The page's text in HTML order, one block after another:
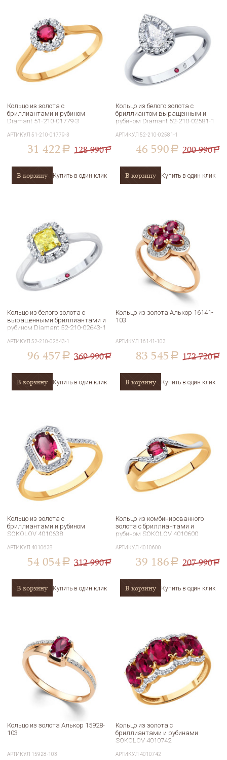
Кольцо из золота с
бриллиантами и рубином
Diamant 51-210-01779-3
АРТИКУЛ51-210-01779-3
31 422 a 128 990a
В корзину Купить в один клик
Кольцо из белого золота с
бриллиантом выращенным и
рубином Diamant 52-210-02581-1
АРТИКУЛ52-210-02581-1
46 590 a 200 990a
В корзину Купить в один клик
Кольцо из белого золота с
выращенными бриллиантами и
рубином Diamant 52-210-02643-1
АРТИКУЛ52-210-02643-1
96 457 a 369 990a
В корзину Купить в один клик
Кольцо из золота Алькор 16141-
103
АРТИКУЛ 16141-103
83 545 a 172 720a
В корзину Купить в один клик
Кольцо из золота с
бриллиантами и рубином
SOKOLOV 4010638
АРТИКУЛ 4010638
54 054 a 312 990a
В корзину Купить в один клик
Кольцо из комбинированного
золота с бриллиантами и
рубином SOKOLOV 4010600
АРТИКУЛ 4010600
39 186 a 207 990a
В корзину Купить в один клик
Кольцо из золота Алькор 15928-
103
АРТИКУЛ 15928-103
Кольцо из золота с
бриллиантами и рубинами
SOKOLOV 4010742
АРТИКУЛ 4010742